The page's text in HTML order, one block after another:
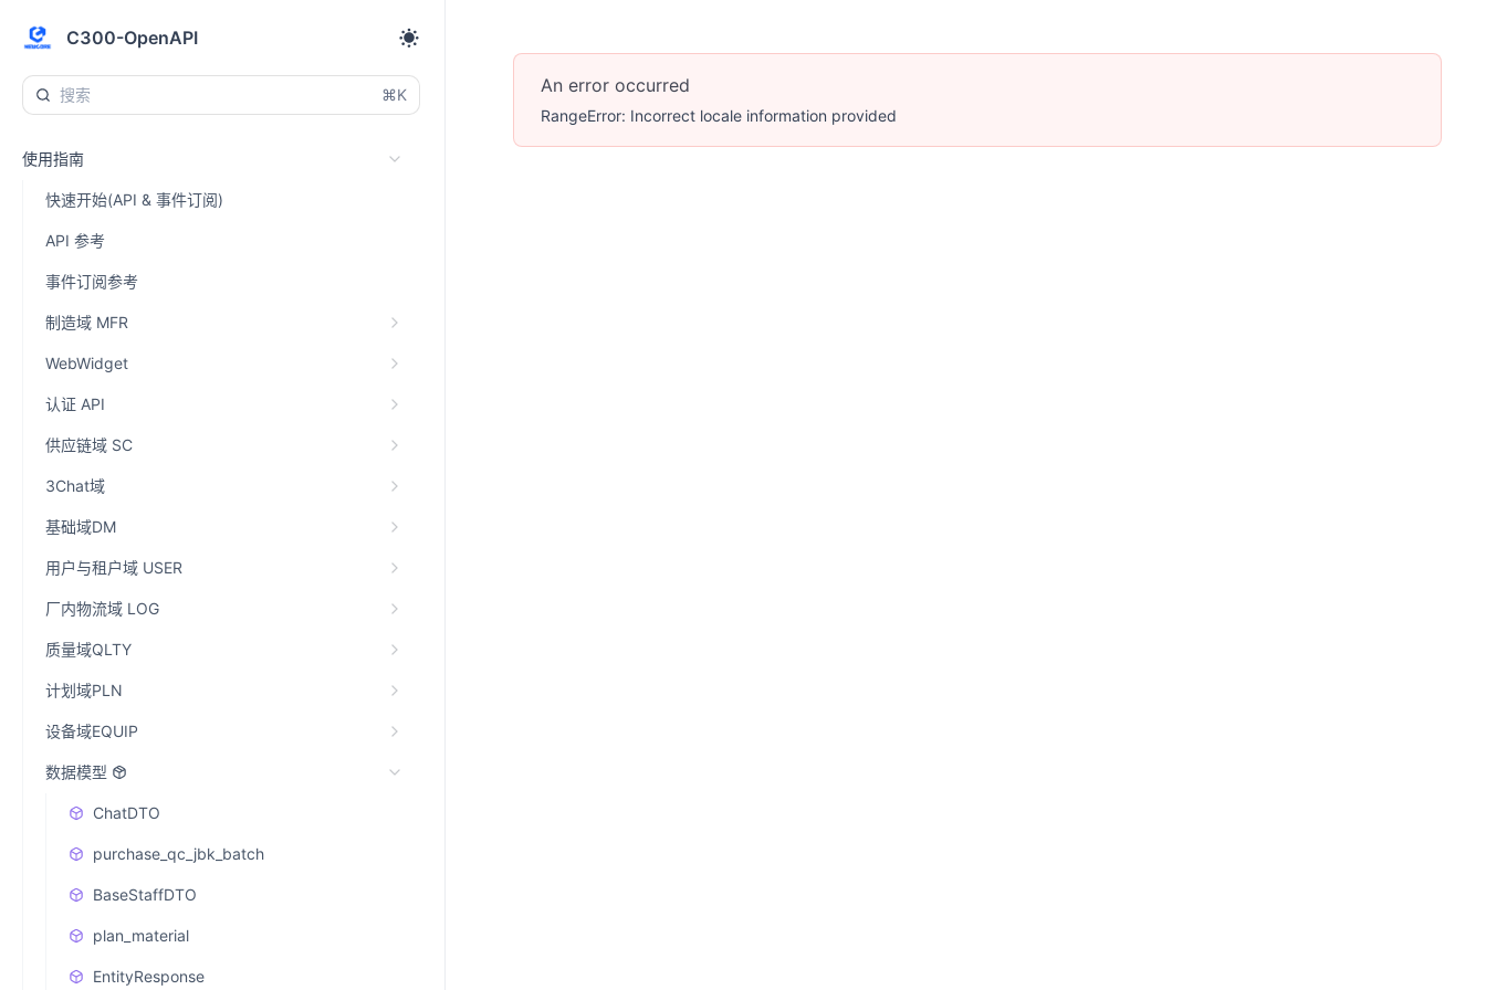
C300-OpenAPI
⌘K
使用指南
快速开始(API & 事件订阅)
API 参考
事件订阅参考
制造域 MFR
WebWidget
认证 API
供应链域 SC
3Chat域
基础域DM
用户与租户域 USER
厂内物流域 LOG
质量域QLTY
计划域PLN
设备域EQUIP
数据模型
ChatDTO
purchase_qc_jbk_batch
BaseStaffDTO
plan_material
EntityResponse
An error occurred
RangeError: Incorrect locale information provided